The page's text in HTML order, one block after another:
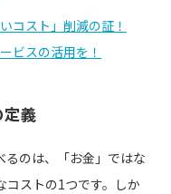
コスト」削減の証！
ビスの活用を！
定義
るのは、「お金」ではな
コストの1つです。しか